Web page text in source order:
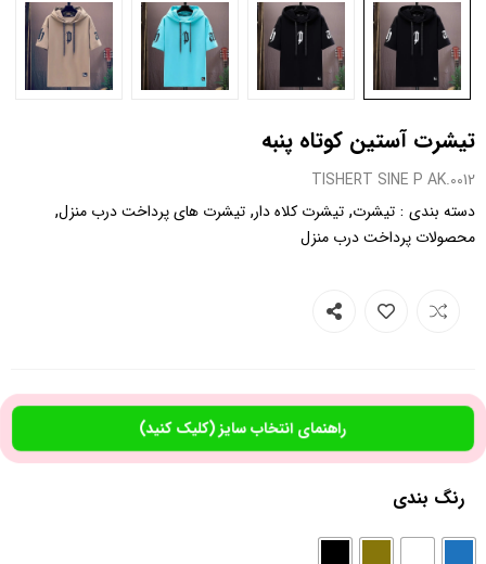
تیشرت آستین کوتاه پنبه
0012.TISHERT SINE P AK
دسته بندی : تیشرت, تیشرت کلاه دار, تیشرت های پرداخت درب منزل,
محصولات پرداخت درب منزل
راهنمای انتخاب سایز (کلیک کنید)
رنگ بندی